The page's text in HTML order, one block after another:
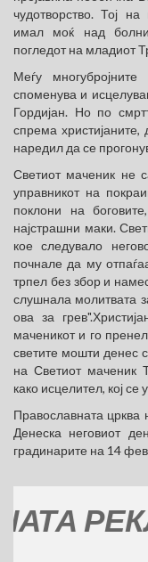
чудотворство. Тој
имал моќ над
погледот на младиот
Меѓу
споменува и
Гордијан. Но по
спрема христијаните,
наредил да се
Светиот маченик не
управникот на
поклони на
најстрашни маки.
кое следувало
почнале да му
трпел без збор и
слушнала молитвата
ова за
маченикот и го
светите мошти денес
на Светиот маченик
како исцелител, кој
Православната црква
Денеска неговиот
градинарите на 14